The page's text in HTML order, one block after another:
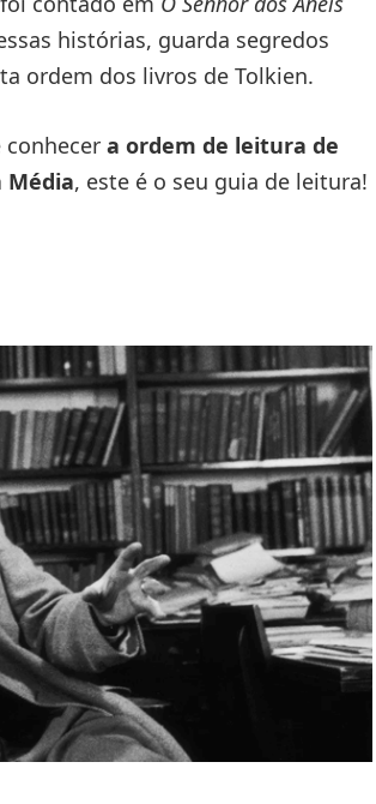
histórias, guarda segredos
ordem dos livros de Tolkien.
conhecer a ordem de leitura de
Média, este é o seu guia de leitura!